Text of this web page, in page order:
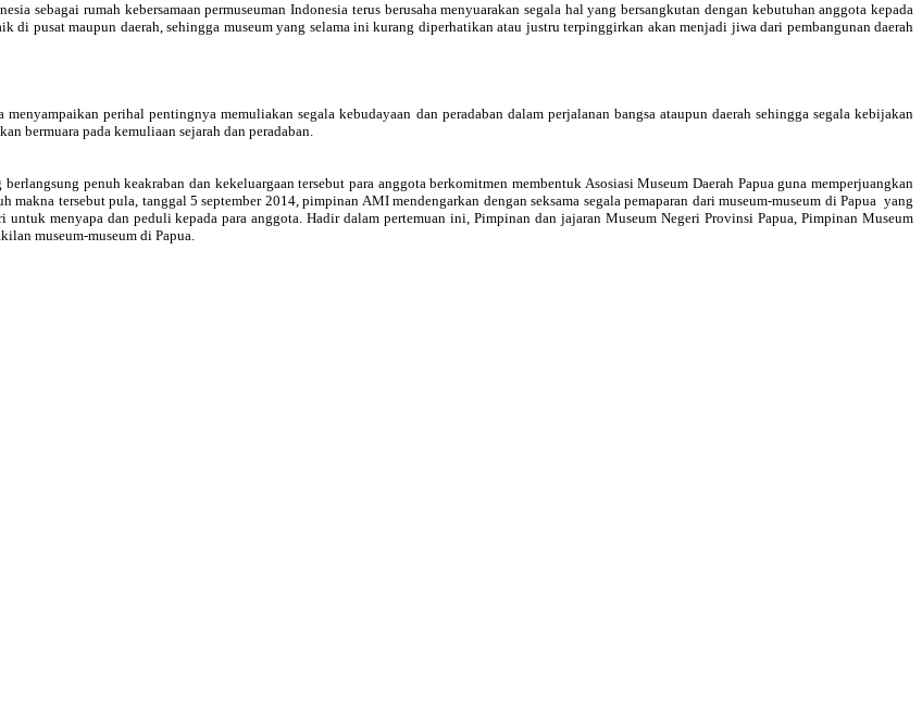
sebagai rumah kebersamaan permuseuman Indonesia terus berusaha menyuarakan segala hal yang bersangkutan dengan kebutuhan anggota kepada
di pusat maupun daerah, sehingga museum yang selama ini kurang diperhatikan atau justru terpinggirkan akan menjadi jiwa dari pembangunan daerah
perihal pentingnya memuliakan segala kebudayaan dan peradaban dalam perjalanan bangsa ataupun daerah sehingga segala kebijakan
bermuara pada kemuliaan sejarah dan peradaban.
berlangsung penuh keakraban dan kekeluargaan tersebut para anggota berkomitmen membentuk Asosiasi Museum Daerah Papua guna memperjuangkan
makna tersebut pula, tanggal 5 september 2014, pimpinan AMI mendengarkan dengan seksama segala pemaparan dari museum-museum di Papua yang
menyapa dan peduli kepada para anggota. Hadir dalam pertemuan ini, Pimpinan dan jajaran Museum Negeri Provinsi Papua, Pimpinan Museum
museum-museum di Papua.